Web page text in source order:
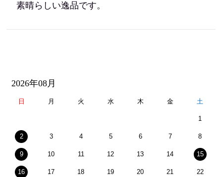
素晴らしい逸品です。
2026年08月
日 月 火 水 木 金 土
1
2 3 4 5 6 7 8
9 10 11 12 13 14 15
16 17 18 19 20 21 22